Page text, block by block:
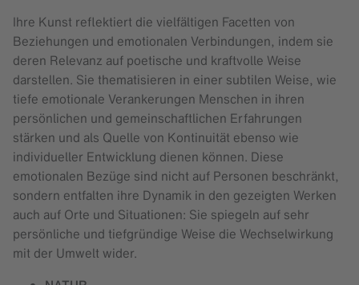
Ihre Kunst reflektiert die vielfältigen Facetten von
Beziehungen und emotionalen Verbindungen, indem sie
deren Relevanz auf poetische und kraftvolle Weise
darstellen. Sie thematisieren in einer subtilen Weise, wie
tiefe emotionale Verankerungen Menschen in ihren
persönlichen und gemeinschaftlichen Erfahrungen
stärken und als Quelle von Kontinuität ebenso wie
individueller Entwicklung dienen können. Diese
emotionalen Bezüge sind nicht auf Personen beschränkt,
sondern entfalten ihre Dynamik in den gezeigten Werken
auch auf Orte und Situationen: Sie spiegeln auf sehr
persönliche und tiefgründige Weise die Wechselwirkung
mit der Umwelt wider.